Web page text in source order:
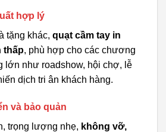
hợp lý
tặng khác, quạt cầm tay in
thấp, phù hợp cho các chương
lớn như roadshow, hội chợ, lễ
dịch tri ân khách hàng.
và bảo quản
trọng lượng nhẹ, không vỡ,